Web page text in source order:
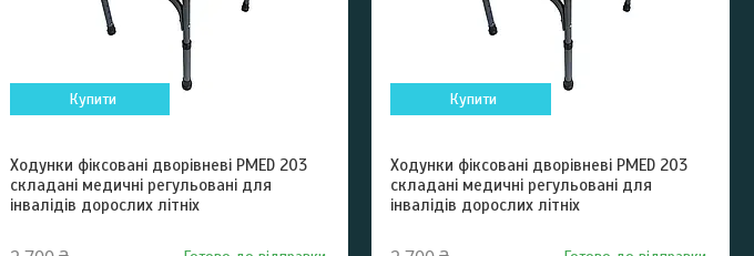
Купити
Ходунки фіксовані дворівневі PMED 203
складані медичні регульовані для
інвалідів дорослих літніх
Купити
Ходунки фіксовані дворівневі PMED 203
складані медичні регульовані для
інвалідів дорослих літніх